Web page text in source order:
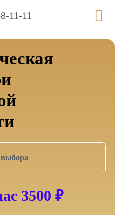
11-11
выбора
3500 ₽